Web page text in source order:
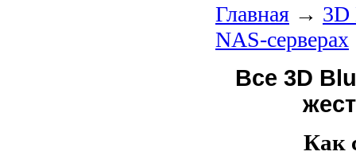
Главная → 3D
NAS-серверах
Все 3D
Как